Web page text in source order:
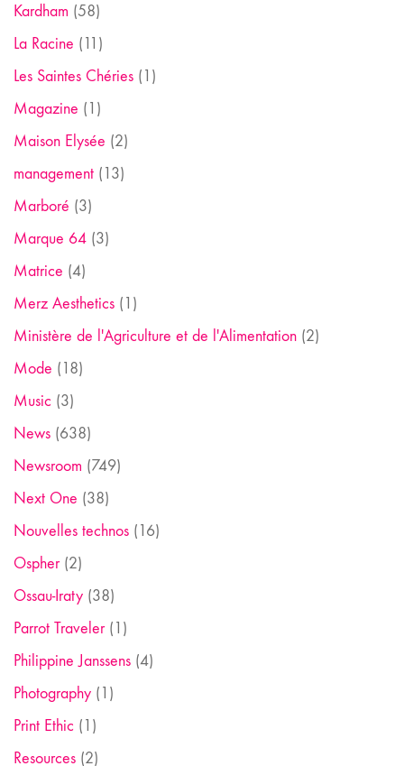
Kardham (58)
La Racine (11)
Les Saintes Chéries (1)
Magazine (1)
Maison Elysée (2)
management (13)
Marboré (3)
Marque 64 (3)
Matrice (4)
Merz Aesthetics (1)
Ministère de l'Agriculture et de l'Alimentation (2)
Mode (18)
Music (3)
News (638)
Newsroom (749)
Next One (38)
Nouvelles technos (16)
Ospher(2)
Ossau-Iraty (38)
Parrot Traveler(1)
Philippine Janssens (4)
Photography (1)
Print Ethic (1)
Resources (2)